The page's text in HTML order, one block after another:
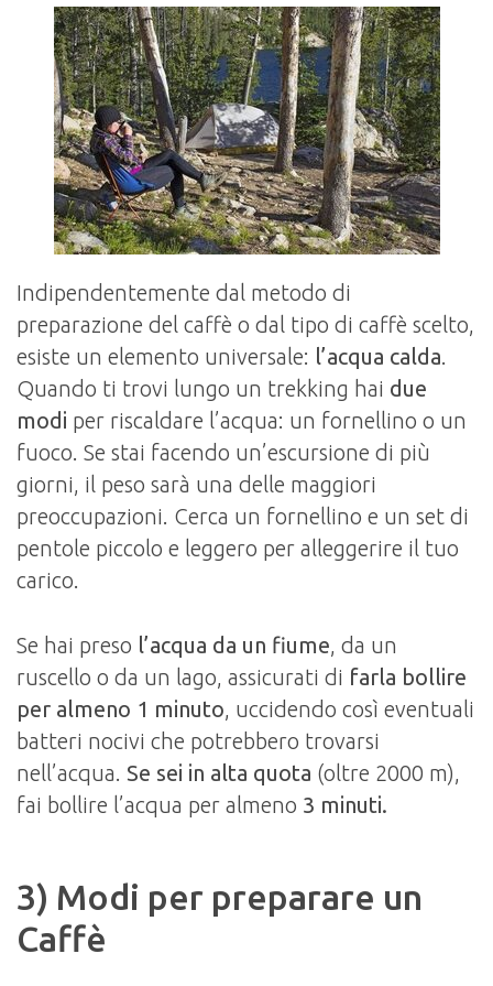
Indipendentemente dal metodo di
preparazione del caffè o dal tipo di caffè scelto,
esiste un elemento universale: l’acqua calda.
Quando ti trovi lungo un trekking hai due
modi per riscaldare l’acqua: un fornellino o un
fuoco. Se stai facendo un’escursione di più
giorni, il peso sarà una delle maggiori
preoccupazioni. Cerca un fornellino e un set di
pentole piccolo e leggero per alleggerire il tuo
carico.
Se hai preso l’acqua da un fiume, da un
ruscello o da un lago, assicurati di farla bollire
per almeno 1 minuto, uccidendo così eventuali
batteri nocivi che potrebbero trovarsi
nell’acqua. Se sei in alta quota (oltre 2000 m),
fai bollire l’acqua per almeno 3 minuti.
3) Modi per preparare un
Caffè